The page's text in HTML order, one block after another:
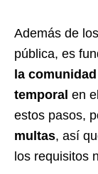
Además de
pública, es
la
temporal en
estos pasos,
multas, así
los requisitos